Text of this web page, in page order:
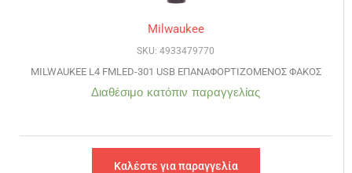
Milwaukee
SKU: 4933479770
MILWAUKEE L4 FMLED-301 USB ΕΠΑΝΑΦΟΡΤΙΖΟΜΕΝΟΣ ΦΑΚΟΣ
Διαθέσιμο κατόπιν παραγγελίας
Καλέστε για παραγγελία